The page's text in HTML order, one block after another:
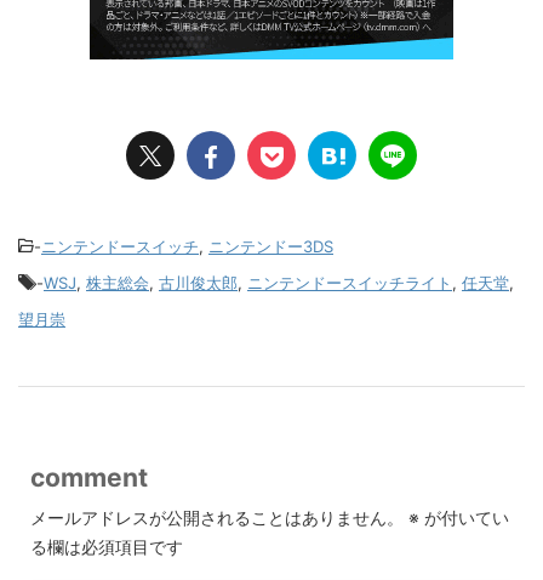
-ニンテンドースイッチ, ニンテンドー3DS
-WSJ, 株主総会, 古川俊太郎, ニンテンドースイッチライト , 任天堂,
望月崇
comment
メールアドレスが公開されることはありません。 ※ が付いてい
る欄は必須項目です